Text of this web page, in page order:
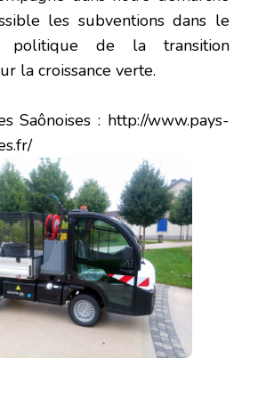
les subventions dans le
de la transition
la croissance verte.
Saônoises : http://www.pays-